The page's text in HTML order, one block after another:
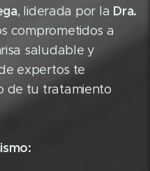
, liderada por la Dra.
comprometidos a
saludable y
expertos te
de tu tratamiento